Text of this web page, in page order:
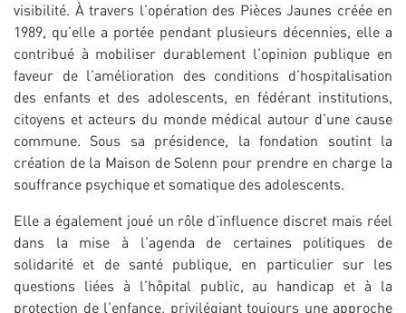
visibilité. À travers l’opération des Pièces Jaunes créée en
1989, qu’elle a portée pendant plusieurs décennies, elle a
contribué à mobiliser durablement l’opinion publique en
faveur de l’amélioration des conditions d’hospitalisation
des enfants et des adolescents, en fédérant institutions,
citoyens et acteurs du monde médical autour d’une cause
commune. Sous sa présidence, la fondation soutint la
création de la Maison de Solenn pour prendre en charge la
souffrance psychique et somatique des adolescents.
Elle a également joué un rôle d’influence discret mais réel
dans la mise à l’agenda de certaines politiques de
solidarité et de santé publique, en particulier sur les
questions liées à l’hôpital public, au handicap et à la
protection de l’enfance, privilégiant toujours une approche